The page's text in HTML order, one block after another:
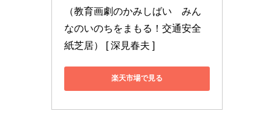
（教育画劇のかみしばい　みん
なのいのちをまもる！交通安全
紙芝居） [ 深見春夫 ]
楽天市場で見る